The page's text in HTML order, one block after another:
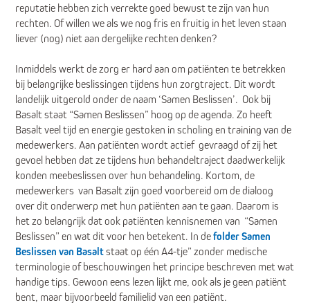
reputatie hebben zich verrekte goed bewust te zijn van hun
rechten. Of willen we als we nog fris en fruitig in het leven staan
liever (nog) niet aan dergelijke rechten denken?
Inmiddels werkt de zorg er hard aan om patiënten te betrekken
bij belangrijke beslissingen tijdens hun zorgtraject. Dit wordt
landelijk uitgerold onder de naam ‘Samen Beslissen’. Ook bij
Basalt staat “Samen Beslissen” hoog op de agenda. Zo heeft
Basalt veel tijd en energie gestoken in scholing en training van de
medewerkers. Aan patiënten wordt actief gevraagd of zij het
gevoel hebben dat ze tijdens hun behandeltraject daadwerkelijk
konden meebeslissen over hun behandeling. Kortom, de
medewerkers van Basalt zijn goed voorbereid om de dialoog
over dit onderwerp met hun patiënten aan te gaan. Daarom is
het zo belangrijk dat ook patiënten kennisnemen van “Samen
Beslissen” en wat dit voor hen betekent. In defolder Samen
Beslissen van Basaltstaat op één A4-tje” zonder medische
terminologie of beschouwingen het principe beschreven met wat
handige tips. Gewoon eens lezen lijkt me, ook als je geen patiënt
bent, maar bijvoorbeeld familielid van een patiënt.